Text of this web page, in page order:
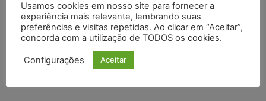
Usamos cookies em nosso site para fornecer a
experiência mais relevante, lembrando suas
preferências e visitas repetidas. Ao clicar em “Aceitar”,
concorda com a utilização de TODOS os cookies.
Configurações Aceitar